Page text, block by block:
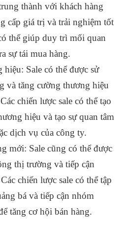
thành với khách hàng
cấp giá trị và trải nghiệm tốt
thể giúp duy trì mối quan
sự tái mua hàng.
Sale có thể được sử
và tăng cường thương hiệu
chiến lược sale có thể tạo
hiệu và tạo sự quan tâm
dịch vụ của công ty.
mới: Sale cũng có thể được
thị trường và tiếp cận
chiến lược sale có thể tập
bá và tiếp cận nhóm
tăng cơ hội bán hàng.